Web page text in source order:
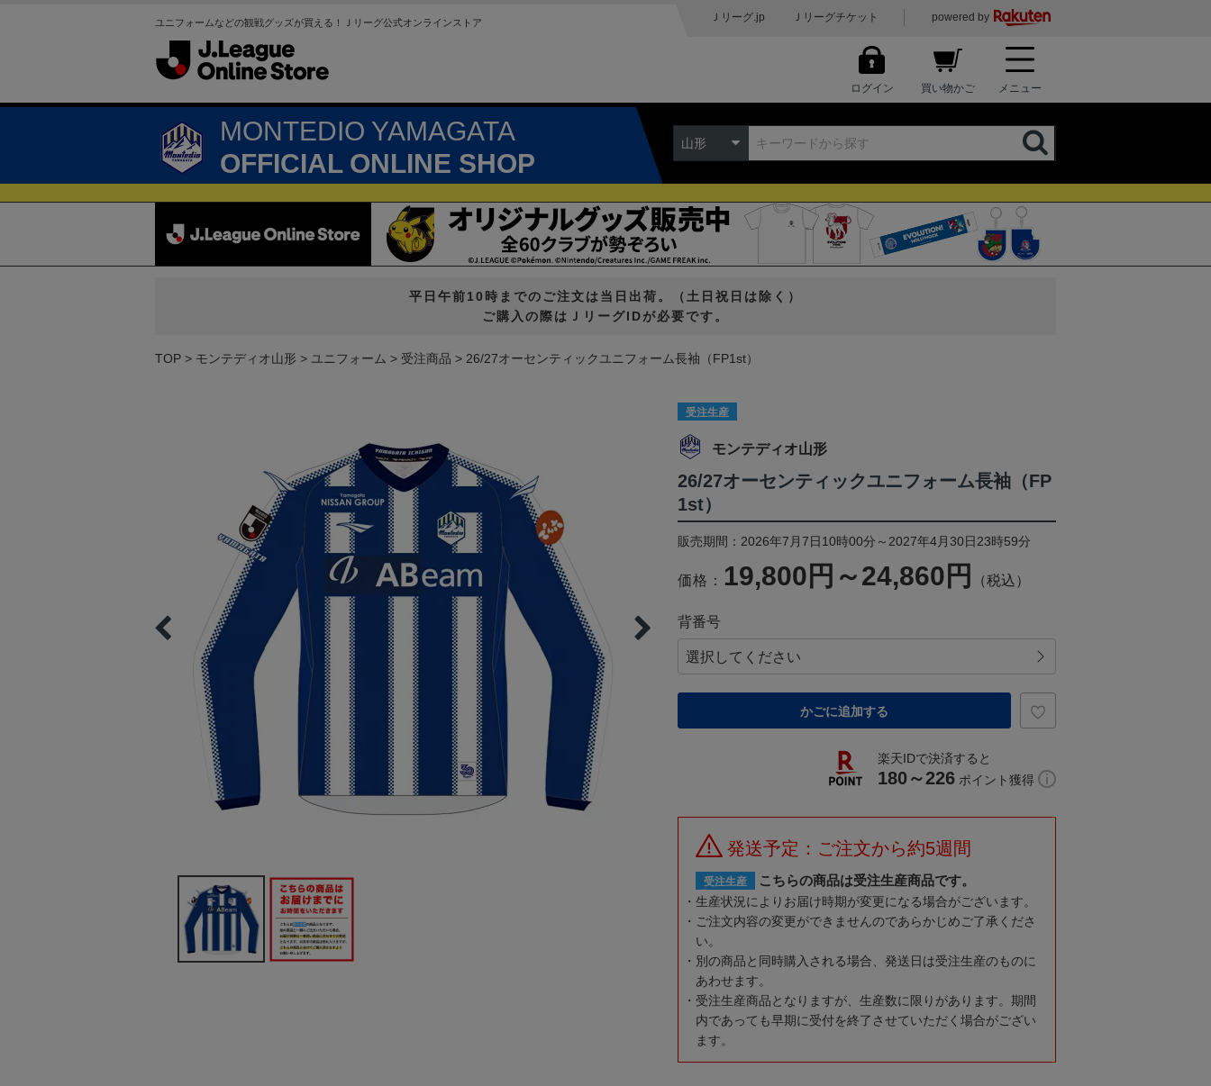
ユニフォームなどの観戦グッズが買える！Ｊリーグ公式オンラインストア Ｊリーグ.jp Ｊリーグチケット powered by
ログイン 買い物かご メニュー
MONTEDIO YAMAGATA
OFFICIAL ONLINE SHOP
山形
平日午前10時までのご注文は当日出荷。（土日祝日は除く）
ご購入の際はＪリーグIDが必要です。
TOP モンテディオ山形 ユニフォーム 受注商品 26/27オーセンティックユニフォーム長袖（FP1st）
受注生産
モンテディオ山形
26/27オーセンティックユニフォーム長袖（FP
1st）
販売期間：2026年7月7日10時00分～2027年4月30日23時59分
価格： 19,800円～24,860円 （税込）
背番号
かごに追加する
楽天IDで決済すると
180～226 ポイント獲得
発送予定：ご注文から約5週間
受注生産 こちらの商品は受注生産商品です。
生産状況によりお届け時期が変更になる場合がございます。
ご注文内容の変更ができませんのであらかじめご了承くださ
い。
別の商品と同時購入される場合、発送日は受注生産のものに
あわせます。
受注生産商品となりますが、生産数に限りがあります。期間
内であっても早期に受付を終了させていただく場合がござい
ます。